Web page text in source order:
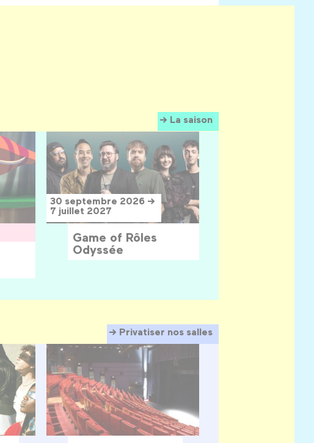
La saison
30 septembre 2026 →
7 juillet 2027
Game of Rôles
Odyssée
Privatiser nos salles